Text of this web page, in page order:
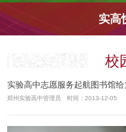
实高
校
实验高中志愿服务起航图书馆
郑州实验高中管理员 时间：2013-12-05